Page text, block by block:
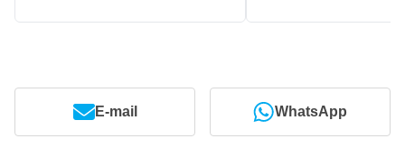
E-mail WhatsApp